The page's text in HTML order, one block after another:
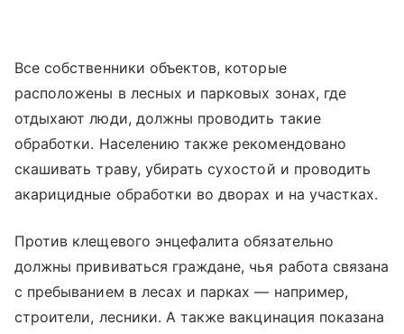
Все собственники объектов, которые
расположены в лесных и парковых зонах, где
отдыхают люди, должны проводить такие
обработки. Населению также рекомендовано
скашивать траву, убирать сухостой и проводить
акарицидные обработки во дворах и на участках.
Против клещевого энцефалита обязательно
должны прививаться граждане, чья работа связана
с пребыванием в лесах и парках — например,
строители, лесники. А также вакцинация показана